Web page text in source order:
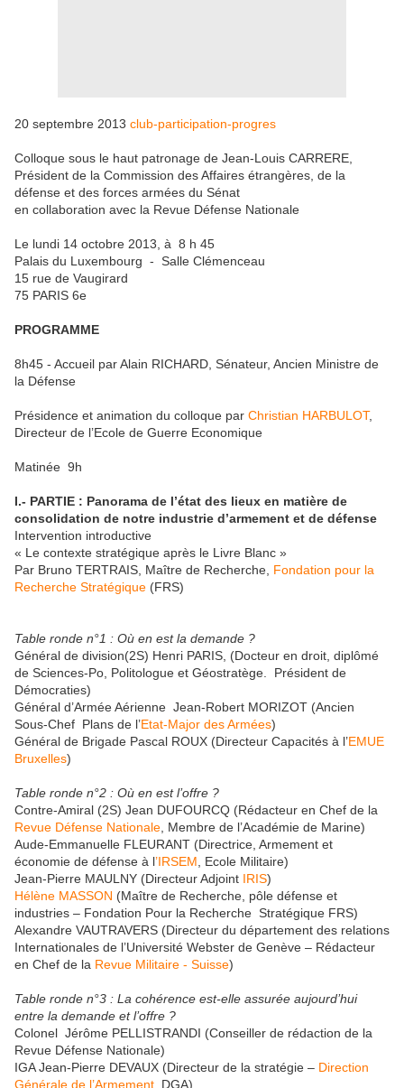
20 septembre 2013 club-participation-progres
Colloque sous le haut patronage de Jean-Louis CARRERE,
Président de la Commission des Affaires étrangères, de la
défense et des forces armées du Sénat
en collaboration avec la Revue Défense Nationale
Le lundi 14 octobre 2013, à 8 h 45
Palais du Luxembourg - Salle Clémenceau
15 rue de Vaugirard
75 PARIS 6e
PROGRAMME
8h45 - Accueil par Alain RICHARD, Sénateur, Ancien Ministre de
la Défense
Présidence et animation du colloque par Christian HARBULOT,
Directeur de l’Ecole de Guerre Economique
Matinée 9h
I.- PARTIE : Panorama de l’état des lieux en matière de
consolidation de notre industrie d’armement et de défense
Intervention introductive
« Le contexte stratégique après le Livre Blanc »
Par Bruno TERTRAIS, Maître de Recherche, Fondation pour la
Recherche Stratégique (FRS)
Table ronde n°1 : Où en est la demande ?
Général de division(2S) Henri PARIS, (Docteur en droit, diplômé
de Sciences-Po, Politologue et Géostratège. Président de
Démocraties)
Général d’Armée Aérienne Jean-Robert MORIZOT (Ancien
Sous-Chef Plans de l’Etat-Major des Armées)
Général de Brigade Pascal ROUX (Directeur Capacités à l’EMUE
Bruxelles)
Table ronde n°2 : Où en est l’offre ?
Contre-Amiral (2S) Jean DUFOURCQ (Rédacteur en Chef de la
Revue Défense Nationale , Membre de l’Académie de Marine)
Aude-Emmanuelle FLEURANT (Directrice, Armement et
économie de défense à l’IRSEM , Ecole Militaire)
Jean-Pierre MAULNY (Directeur Adjoint IRIS)
Hélène MASSON (Maître de Recherche, pôle défense et
industries – Fondation Pour la Recherche Stratégique FRS)
Alexandre VAUTRAVERS (Directeur du département des relations
Internationales de l’Université Webster de Genève – Rédacteur
en Chef de la Revue Militaire - Suisse)
Table ronde n°3 : La cohérence est-elle assurée aujourd’hui
entre la demande et l’offre ?
Colonel Jérôme PELLISTRANDI (Conseiller de rédaction de la
Revue Défense Nationale)
IGA Jean-Pierre DEVAUX (Directeur de la stratégie – Direction
Générale de l’Armement DGA)